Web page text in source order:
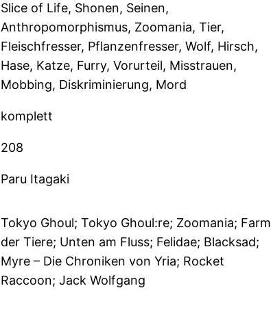
Slice of Life, Shonen, Seinen,
Anthropomorphismus, Zoomania, Tier,
Fleischfresser, Pflanzenfresser, Wolf, Hirsch,
Hase, Katze, Furry, Vorurteil, Misstrauen,
Mobbing, Diskriminierung, Mord
komplett
208
Paru Itagaki
Tokyo Ghoul; Tokyo Ghoul:re; Zoomania; Farm
der Tiere; Unten am Fluss; Felidae; Blacksad;
Myre – Die Chroniken von Yria; Rocket
Raccoon; Jack Wolfgang